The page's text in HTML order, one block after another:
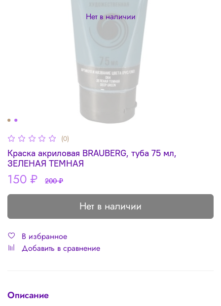
Нет в наличии
(0)
Краска акриловая BRAUBERG, туба 75 мл,
ЗЕЛЕНАЯ ТЕМНАЯ
150 ₽ 200 ₽
Нет в наличии
В избранное
Добавить в сравнение
Описание